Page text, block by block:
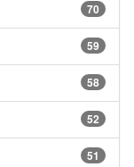
70
59
58
52
51